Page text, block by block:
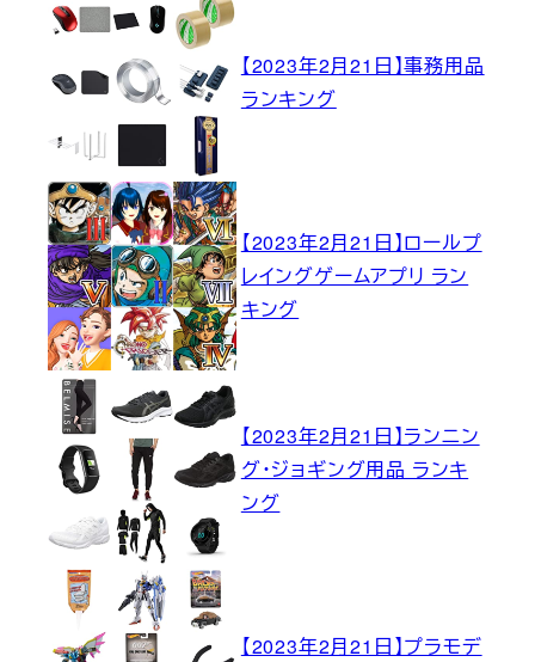
【2023年2月21日】事務用品
ランキング
【2023年2月21日】ロールプ
レイングゲームアプリ ラン
キング
【2023年2月21日】ランニン
グ・ジョギング用品 ランキ
ング
【2023年2月21日】プラモデ